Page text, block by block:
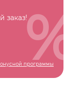
заказ!
программы
%